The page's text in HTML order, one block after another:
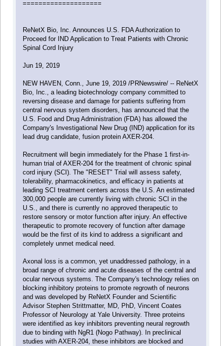
====================
ReNetX Bio, Inc. Announces U.S. FDA Authorization to
Proceed for IND Application to Treat Patients with Chronic
Spinal Cord Injury
Jun 19, 2019
NEW HAVEN, Conn., June 19, 2019 /PRNewswire/ -- ReNetX
Bio, Inc., a leading biotechnology company committed to
reversing disease and damage for patients suffering from
central nervous system disorders, has announced that the
U.S. Food and Drug Administration (FDA) has allowed the
Company's Investigational New Drug (IND) application for its
lead drug candidate, fusion protein AXER-204.
Recruitment will begin immediately for the Phase 1 first-in-
human trial of AXER-204 for the treatment of chronic spinal
cord injury (SCI). The "RESET" Trial will assess safety,
tolerability, pharmacokinetics, and efficacy in patients at
leading SCI treatment centers across the U.S. An estimated
300,000 people are currently living with chronic SCI in the
U.S., and there is currently no approved therapeutic to
restore sensory or motor function after injury. An effective
therapeutic to promote recovery of function after damage
would be the first of its kind to address a significant and
completely unmet medical need.
Axonal loss is a common, yet unaddressed pathology, in a
broad range of chronic and acute diseases of the central and
ocular nervous systems. The Company's technology relies on
blocking inhibitory proteins to promote regrowth of neurons
and was developed by ReNetX Founder and Scientific
Advisor Stephen Strittmatter, MD, PhD, Vincent Coates
Professor of Neurology at Yale University. Three proteins
were identified as key inhibitors preventing neural regrowth
due to binding with NgR1 (Nogo Pathway). In preclinical
studies with AXER-204, these inhibitors are blocked and